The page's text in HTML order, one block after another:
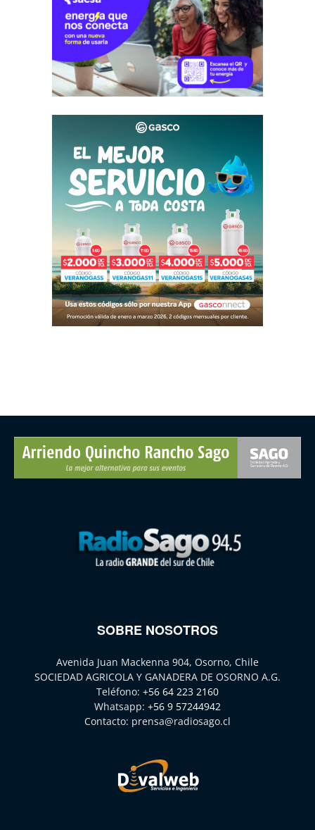
SOBRE NOSOTROS
Avenida Juan Mackenna 904, Osorno, Chile
SOCIEDAD AGRICOLA Y GANADERA DE OSORNO A.G.
Teléfono: +56 64 223 2160
Whatsapp: +56 9 57244942
Contacto: prensa@radiosago.cl